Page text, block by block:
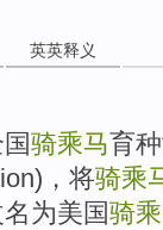
英英释义
骑乘马育
，将骑乘
为美国骑